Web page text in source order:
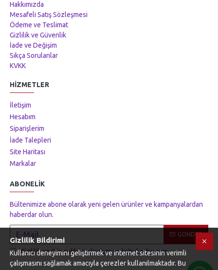
Hakkımızda
Mesafeli Satış Sözleşmesi
Ödeme ve Teslimat
Gizlilik ve Güvenlik
İade ve Değişim
Sıkça Sorulanlar
KVKK
HIZMETLER
İletişim
Hesabım
Siparişlerim
İade Talepleri
Site Haritası
Markalar
ABONELIK
Bültenimize abone olarak yeni gelen ürünler ve kampanyalardan
haberdar olun.
GÖNDER
Gizlilik ve Güvenlik'ni okudum ve kabul ediyorum.
Gizlilik Bildirimi
Kullanıcı deneyimini geliştirmek ve internet sitesinin verimli
çalışmasını sağlamak amacıyla çerezler kullanılmaktadır. Bu